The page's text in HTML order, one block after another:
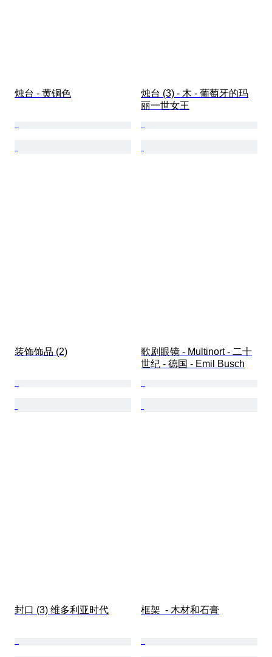
烛台 - 黄铜色
烛台 (3) - 木 - 葡萄牙的玛
丽一世女王
装饰饰品 (2)
歌剧眼镜 - Multinort - 二十
世纪 - 德国 - Emil Busch
封口 (3) 维多利亚时代 框架  - 木材和石膏